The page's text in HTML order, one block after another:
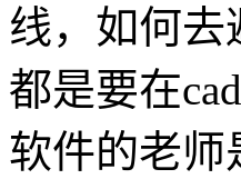
线，如何
都是要在
软件的老师